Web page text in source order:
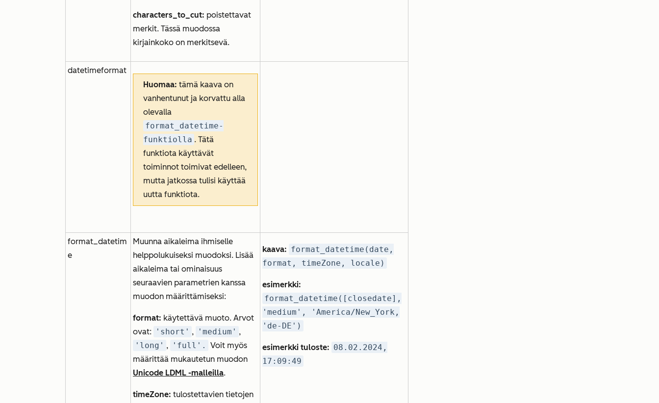
characters_to_cut: poistettavat
merkit. Tässä muodossa
kirjainkoko on merkitsevä.
datetimeformat
Huomaa: tämä kaava on
vanhentunut ja korvattu alla
olevalla
format_datetime-
funktiolla . Tätä
funktiota käyttävät
toiminnot toimivat edelleen,
mutta jatkossa tulisi käyttää
uutta funktiota.
format_datetim
e
Muunna aikaleima ihmiselle
helppolukuiseksi muodoksi. Lisää
aikaleima tai ominaisuus
seuraavien parametrien kanssa
muodon määrittämiseksi:
format: käytettävä muoto. Arvot
ovat:
'short' , 'medium' ,
'long' , 'full'.
Voit myös
määrittää mukautetun muodon
Unicode LDML -malleilla.
timeZone: tulostettavien tietojen
kaava: format_datetime(date,
format, timeZone, locale)
esimerkki:
format_datetime([closedate],
'medium', 'America/New_York,
'de-DE')
esimerkki tuloste: 08.02.2024,
17:09:49